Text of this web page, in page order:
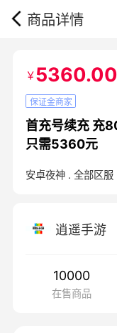
商品详情
￥5360.00
保证金商家
首充号续充 充
只需5360元
安卓夜神. 全部区服
逍遥手游
10000
在售商品